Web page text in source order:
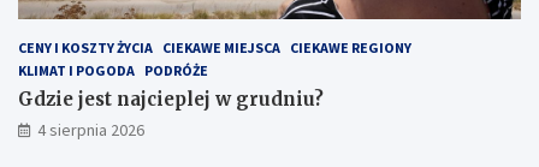
CENY I KOSZTY ŻYCIA CIEKAWE MIEJSCA CIEKAWE REGIONY
KLIMAT I POGODA PODRÓŻE
Gdzie jest najcieplej w grudniu?
4 sierpnia 2026